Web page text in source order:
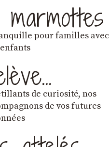
pour familles avec
de curiosité, nos
de vos futures